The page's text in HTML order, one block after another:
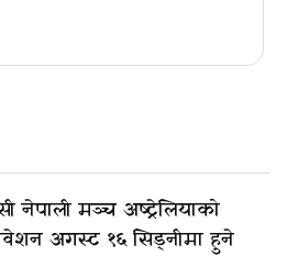
नेपाली मञ्च अष्ट्रेलियाको
अगस्ट १६ सिड्नीमा हुने